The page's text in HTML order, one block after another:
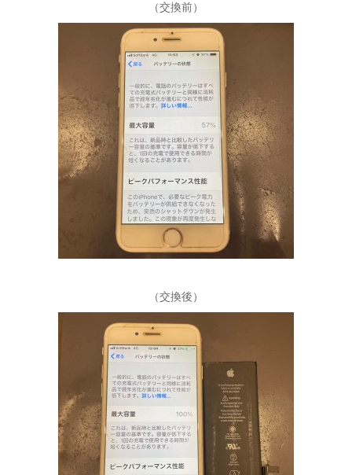
（交換前）
（交換後）